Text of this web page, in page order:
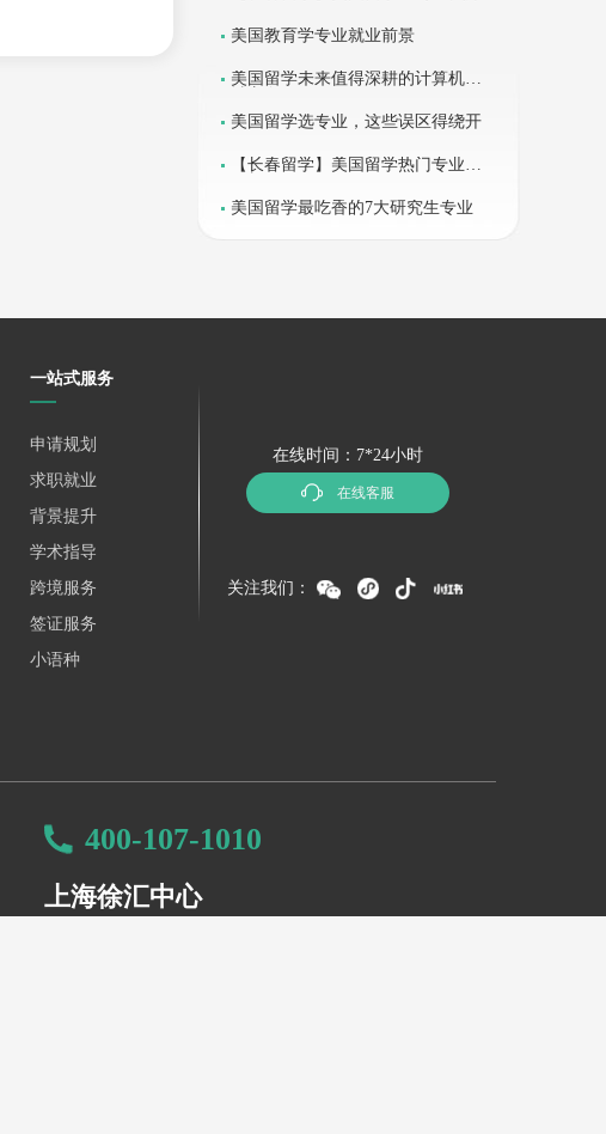
美国教育学专业就业前景
美国留学未来值得深耕的计算机领
美国留学选专业，这些误区得绕开
【长春留学】美国留学热门专业全
美国留学最吃香的7大研究生专业
一站式服务
申请规划
求职就业
背景提升
学术指导
跨境服务
签证服务
小语种
在线时间：7*24小时
在线客服
关注我们：
400-107-1010
上海徐汇中心